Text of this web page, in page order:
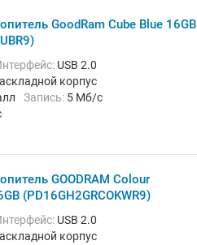
GoodRam Cube Blue 16GB
Интерфейс: USB 2.0
корпус
Запись: 5 Мб/с
GOODRAM Colour
(PD16GH2GRCOKWR9)
Интерфейс: USB 2.0
корпус